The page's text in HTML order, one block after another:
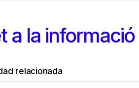
a la informació
relacionada